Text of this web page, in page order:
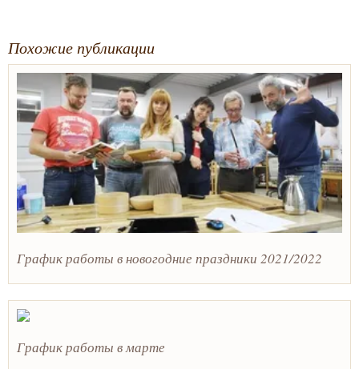
Похожие публикации
График работы в новогодние праздники 2021/2022
График работы в марте